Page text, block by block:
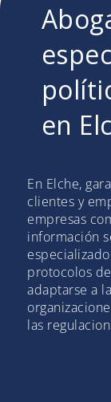
en
En Elche,
clientes y
empresas
información
protocolos
adaptarse a
las